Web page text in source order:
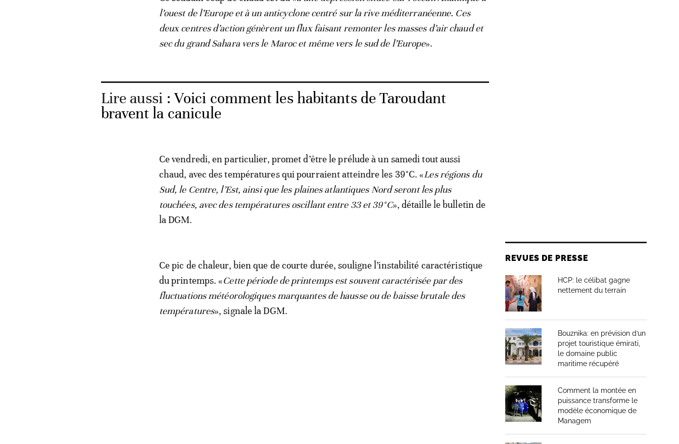
l’ouest de l’Europe et à un anticyclone centré sur la rive méditerranéenne. Ces
deux centres d’action génèrent un flux faisant remonter les masses d’air chaud et
sec du grand Sahara vers le Maroc et même vers le sud de l’Europe».
Lire aussi :Voici comment les habitants de Taroudant
bravent la canicule
Ce vendredi, en particulier, promet d’être le prélude à un samedi tout aussi
chaud, avec des températures qui pourraient atteindre les 39°C. «Les régions du
Sud, le Centre, l’Est, ainsi que les plaines atlantiques Nord seront les plus
touchées, avec des températures oscillant entre 33 et 39°C», détaille le bulletin de
la DGM.
Ce pic de chaleur, bien que de courte durée, souligne l’instabilité caractéristique
du printemps. «Cette période de printemps est souvent caractérisée par des
fluctuations météorologiques marquantes de hausse ou de baisse brutale des
températures», signale la DGM.
REVUES DE PRESSE
HCP: le célibat gagne
nettement du terrain
Bouznika: en prévision d’un
projet touristique émirati,
le domaine public
maritime récupéré
Comment la montée en
puissance transforme le
modèle économique de
Managem